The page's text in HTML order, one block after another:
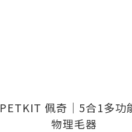
PETKIT 佩奇｜5合1多功
物理毛器